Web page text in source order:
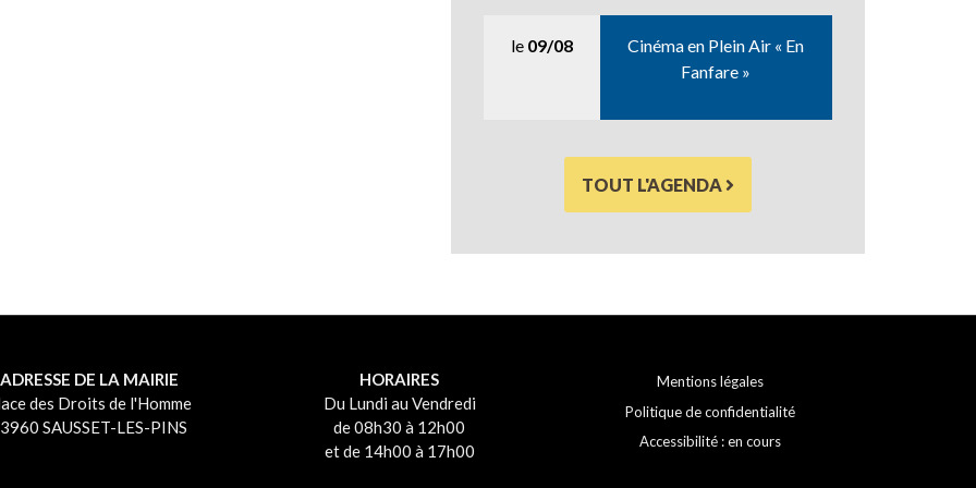
le 09/08
Cinéma en Plein Air « En
Fanfare »
TOUT L'AGENDA
ADRESSE DE LA MAIRIE
des Droits de l'Homme
SAUSSET-LES-PINS
HORAIRES
Du Lundi au Vendredi
de 08h30 à 12h00
et de 14h00 à 17h00
Mentions légales
Politique de confidentialité
Accessibilité : en cours